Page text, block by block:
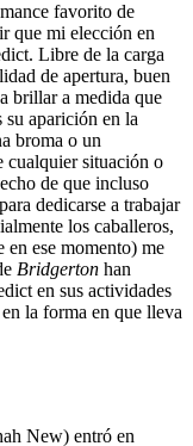
favorito de
que mi elección en
Libre de la carga
de apertura, buen
brillar a medida que
su aparición en la
broma o un
cualquier situación o
de que incluso
dedicarse a trabajar
los caballeros,
en ese momento) me
Bridgerton han
en sus actividades
la forma en que lleva
New) entró en